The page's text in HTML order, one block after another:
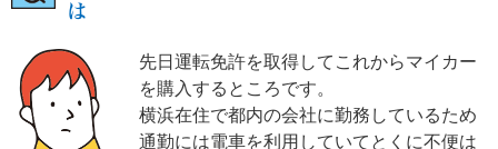
は
先日運転免許を取得してこれからマイカー
を購入するところです。
横浜在住で都内の会社に勤務しているため
通勤には電車を利用していてとくに不便は